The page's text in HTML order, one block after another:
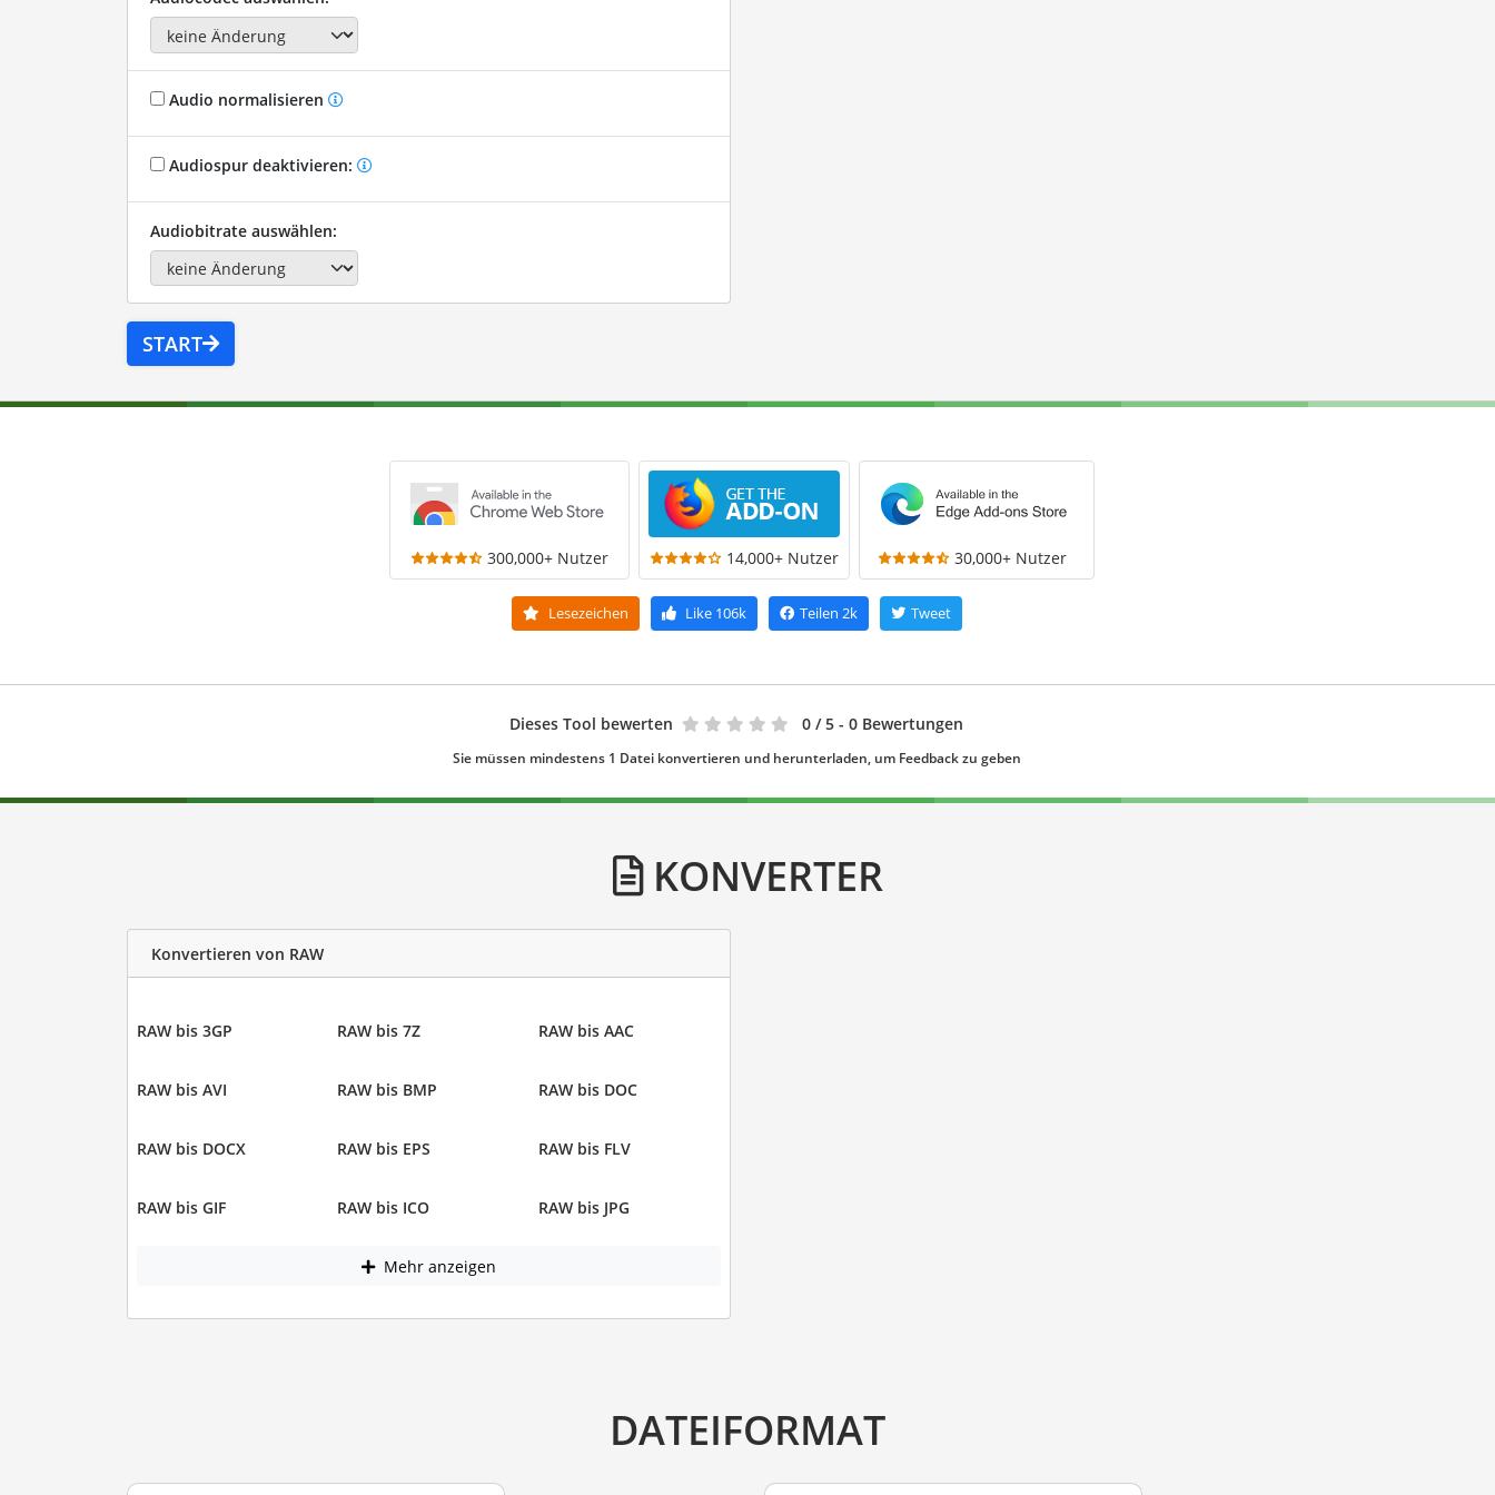
Audio normalisieren
Audiospur deaktivieren:
Audiobitrate auswählen:
START
300,000+ Nutzer 14,000+ Nutzer 30,000+ Nutzer
Lesezeichen Like106k Teilen 2k Tweet
Dieses Tool bewerten 0 / 5 - 0 Bewertungen
Sie müssen mindestens 1 Datei konvertieren und herunterladen, um Feedback zu geben
KONVERTER
Konvertieren von RAW
RAW bis 3GP RAW bis 7Z RAW bis AAC
RAW bis AVI RAW bis BMP RAW bis DOC
RAW bis DOCX RAW bis EPS RAW bis FLV
RAW bis GIF RAW bis ICO RAW bis JPG
Mehr anzeigen
DATEIFORMAT